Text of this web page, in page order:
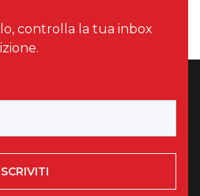
controlla la tua inbox